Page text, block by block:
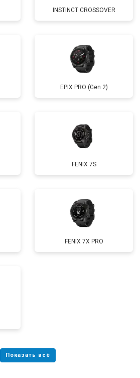
INSTINCT CROSSOVER
EPIX PRO (Gen 2)
FENIX 7S
FENIX 7X PRO